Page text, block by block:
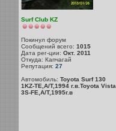
Surf Club KZ
Покинул форум
Сообщений всего: 1015
Дата рег-ции: Окт. 2011
Откуда: Капчагай
Репутация: 27
Автомобиль: Toyota Surf 130
1KZ-TE,A/T,1994 г.в.Toyota Vista
3S-FE,A/T,1995г.в